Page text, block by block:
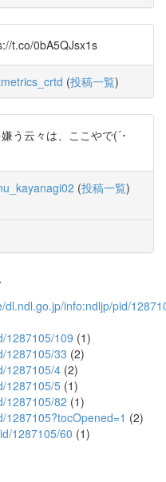
t.co/0bA5QJsx1s
(投稿一覧)
う云々は、ここやで(´･
(投稿一覧)
info:ndljp/pid/
1287105/109 (1)
1287105/33 (2)
1287105/4 (2)
1287105/5 (1)
1287105/82 (1)
1287105?tocOpened=1 (2)
1287105/60 (1)